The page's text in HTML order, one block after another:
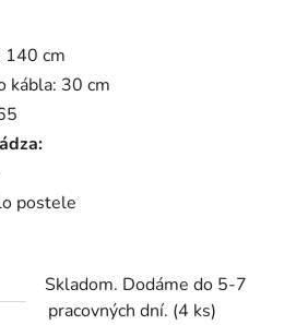
140 cm
kábla: 30 cm
postele
Skladom. Dodáme do 5-7
pracovných dní. (4 ks)